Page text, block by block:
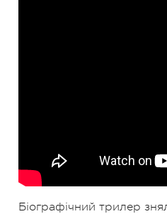
Біографічний трилер